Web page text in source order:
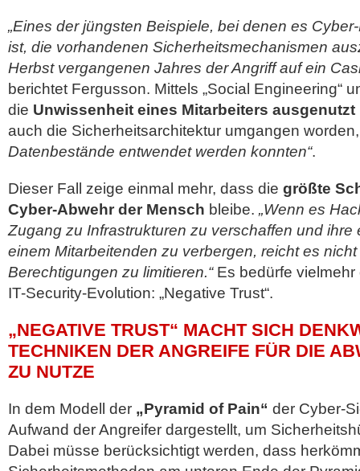
„Eines der jüngsten Beispiele, bei denen es
ist, die vorhandenen Sicherheitsmechanismen
Herbst vergangenen Jahres der Angriff auf ein
berichtet Fergusson. Mittels „Social Engineering“
die Unwissenheit eines Mitarbeiters ausgenutzt
auch die Sicherheitsarchitektur umgangen
Datenbestände entwendet werden konnten“.
Dieser Fall zeige einmal mehr, dass die größte
Cyber-Abwehr der Mensch bleibe. „Wenn es
Zugang zu Infrastrukturen zu verschaffen und ihre
einem Mitarbeitenden zu verbergen, reicht es
Berechtigungen zu limitieren.“Es bedürfe vielmehr
IT-Security-Evolution: „Negative Trust“.
„NEGATIVE TRUST“ MACHT SICH
TECHNIKEN DER ANGREIFE FÜR DIE
ZU NUTZE
In dem Modell der „Pyramid of Pain“ der Cyber-
Aufwand der Angreifer dargestellt, um
Dabei müsse berücksichtigt werden, dass